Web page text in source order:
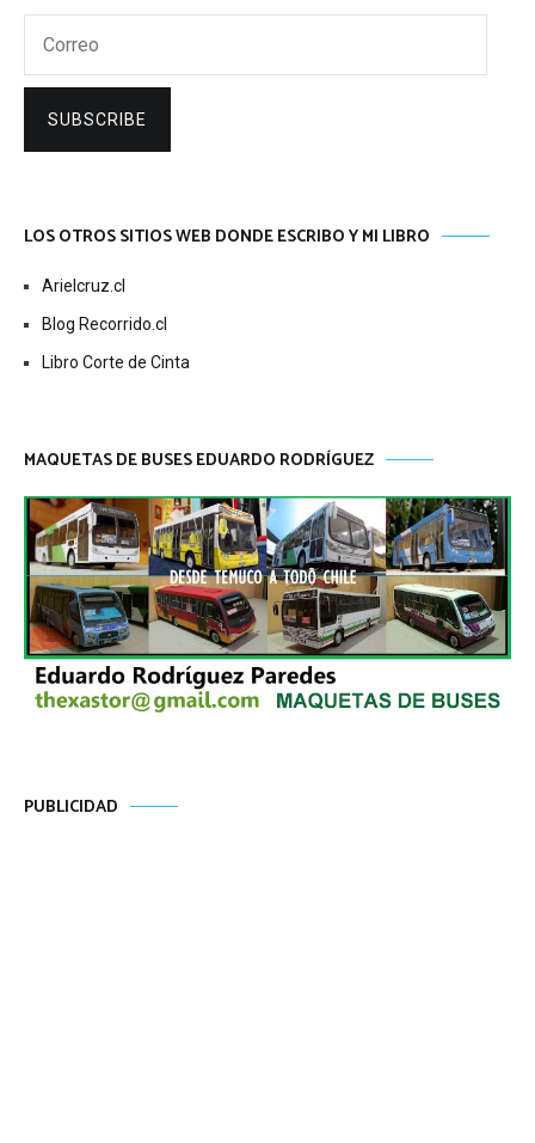
SUBSCRIBE
LOS OTROS SITIOS WEB DONDE ESCRIBO Y MI LIBRO
Arielcruz.cl
Blog Recorrido.cl
Libro Corte de Cinta
MAQUETAS DE BUSES EDUARDO RODRÍGUEZ
PUBLICIDAD